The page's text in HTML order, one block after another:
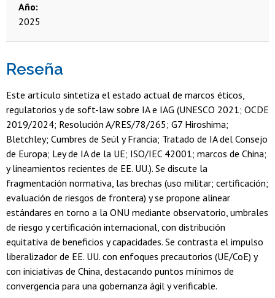
Año
2025
Reseña
Este artículo sintetiza el estado actual de marcos éticos,
regulatorios y de soft-law sobre IA e IAG (UNESCO 2021; OCDE
2019/2024; Resolución A/RES/78/265; G7 Hiroshima;
Bletchley; Cumbres de Seúl y Francia; Tratado de IA del Consejo
de Europa; Ley de IA de la UE; ISO/IEC 42001; marcos de China;
y lineamientos recientes de EE. UU.). Se discute la
fragmentación normativa, las brechas (uso militar; certificación;
evaluación de riesgos de frontera) y se propone alinear
estándares en torno a la ONU mediante observatorio, umbrales
de riesgo y certificación internacional, con distribución
equitativa de beneficios y capacidades. Se contrasta el impulso
liberalizador de EE. UU. con enfoques precautorios (UE/CoE) y
con iniciativas de China, destacando puntos mínimos de
convergencia para una gobernanza ágil y verificable.